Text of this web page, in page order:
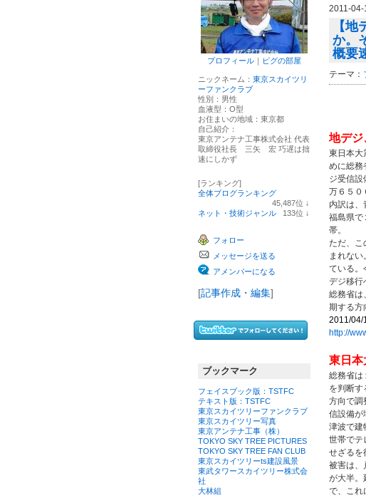
プロフィール ｜ ピグの部屋
ニックネーム： 東京スカイツリ
ーファンクラブ
性別： 男性
血液型： O型
お住まいの地域： 東京都
自己紹介：
東京アンテナ工事株式会社 代表
取締役社長 三矢 宏 巧遅は拙
速にしかず
[ランキング]
全体ブログランキング
45,487位 ↓
ネット・技術ジャンル 133位 ↓
フォロー
メッセージを送る
アメンバーになる
[記事作成・編集]
ブックマーク
フェイスブック版：TSTFC
テキスト版：TSTFC
東京スカイツリーファンクラブ
東京スカイツリー写真
東京アンテナ工事（株）
TOKYO SKY TREE PICTURES
TOKYO SKY TREE FAN CLUB
東京スカイツリーts建設風景
東武タワースカイツリー株式会
社
大林組
2011-04-
【
か。
概要
テーマ：
地デ
東日本大
めに総務
ジ受信設
万６５０
内訳は、
福島県で
帯。
ただ、こ
まれな
ている。
デジ移行
総務省は
期する方
2011/04/
http://
東日
総務省は
を判断す
方向で調
信設備が
津波で建
世帯でテ
せざるを
被害は、
が大半。
で、これ